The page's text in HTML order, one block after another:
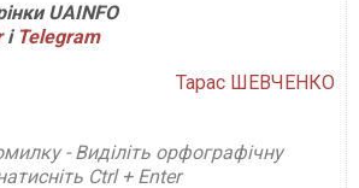
UAINFO
і Telegram
Тарас ШЕВЧЕНКО
- Виділіть орфографічну
Ctrl + Enter